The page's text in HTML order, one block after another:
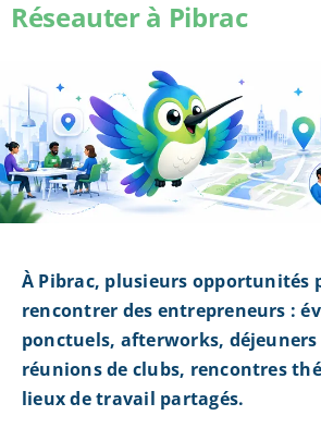
Réseauter à Pibrac
À Pibrac, plusieurs opportunités
rencontrer des entrepreneurs :
ponctuels, afterworks, déjeuners
réunions de clubs, rencontres
lieux de travail partagés.